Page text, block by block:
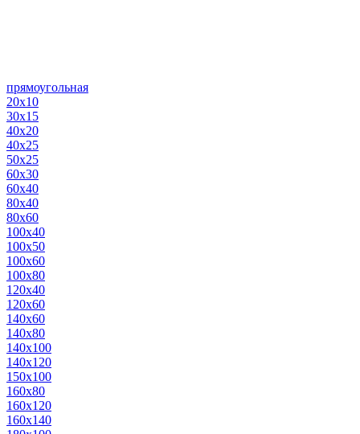
прямоугольная
20х10
30х15
40х20
40х25
50х25
60х30
60х40
80х40
80х60
100х40
100х50
100х60
100х80
120х40
120х60
140х60
140х80
140х100
140х120
150х100
160х80
160х120
160х140